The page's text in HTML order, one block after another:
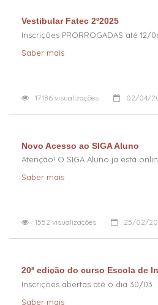
Vestibular Fatec 2º2025
Inscrições PRORROGADAS até 12/
Saber mais
17186 visualizações 02/04/
Novo Acesso ao SIGA Aluno
Atenção! O SIGA Aluno já está
Saber mais
1552 visualizações 25/02/
20ª edição do curso Escola de
Inscrições abertas até o dia 30/03
Saber mais